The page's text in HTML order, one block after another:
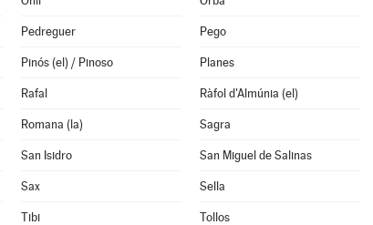
Pedreguer Pego
Pinós (el) / Pinoso Planes
Rafal Ràfol d'Almúnia (el)
Romana (la) Sagra
San Isidro San Miguel de Salinas
Sax Sella
Tibi Tollos